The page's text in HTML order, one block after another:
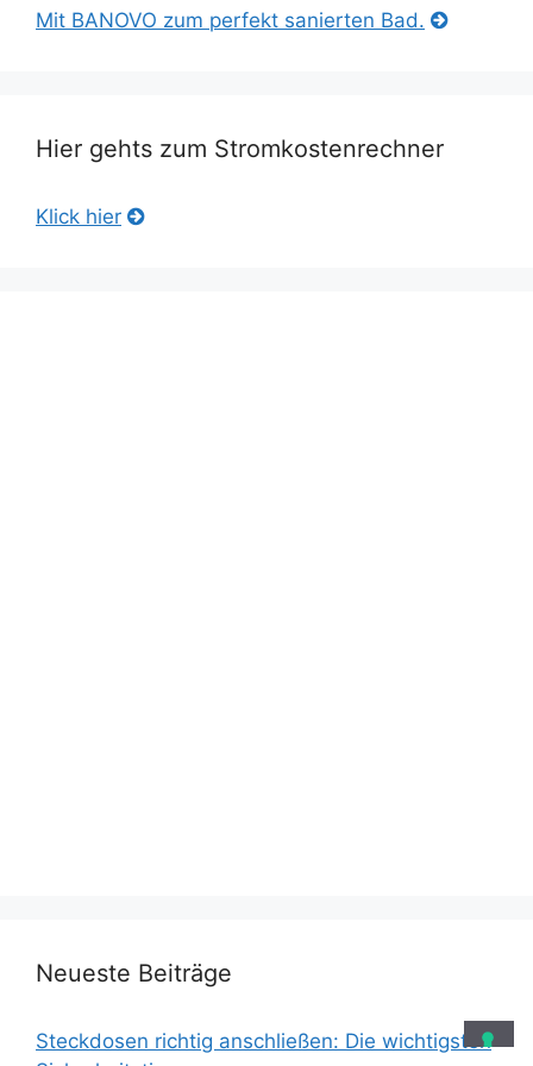
Mit BANOVO zum perfekt sanierten Bad.
Hier gehts zum Stromkostenrechner
Klick hier
Neueste Beiträge
Steckdosen richtig anschließen: Die wichtigsten